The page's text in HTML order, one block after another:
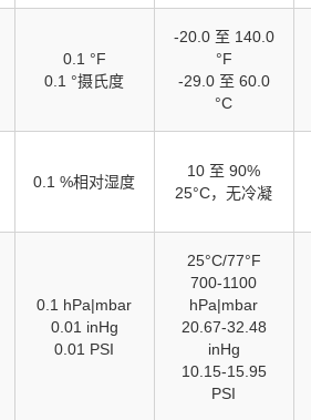
0.1 °F
0.1 °摄氏度
-20.0 至 140.0
°F
-29.0 至 60.0
°C
0.1 %相对湿度
10 至 90%
25°C，无冷凝
0.1 hPa|mbar
0.01 inHg
0.01 PSI
25°C/77°F
700-1100
hPa|mbar
20.67-32.48
inHg
10.15-15.95
PSI